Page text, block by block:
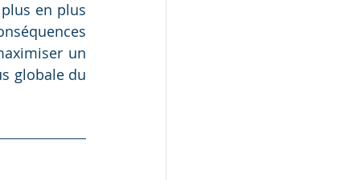
en plus
un
globale du